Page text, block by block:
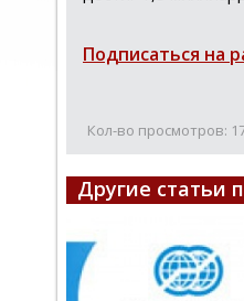
Подписаться на
Кол-во просмотров:
Другие статьи